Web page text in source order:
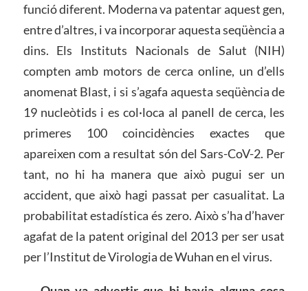
funció diferent. Moderna va patentar aquest gen,
entre d’altres, i va incorporar aquesta seqüència a
dins. Els Instituts Nacionals de Salut (NIH)
compten amb motors de cerca online, un d’ells
anomenat Blast, i si s’agafa aquesta seqüència de
19 nucleòtids i es col·loca al panell de cerca, les
primeres 100 coincidències exactes que
apareixen com a resultat són del Sars-CoV-2. Per
tant, no hi ha manera que això pugui ser un
accident, que això hagi passat per casualitat. La
probabilitat estadística és zero. Això s’ha d’haver
agafat de la patent original del 2013 per ser usat
per l’Institut de Virologia de Wuhan en el virus.